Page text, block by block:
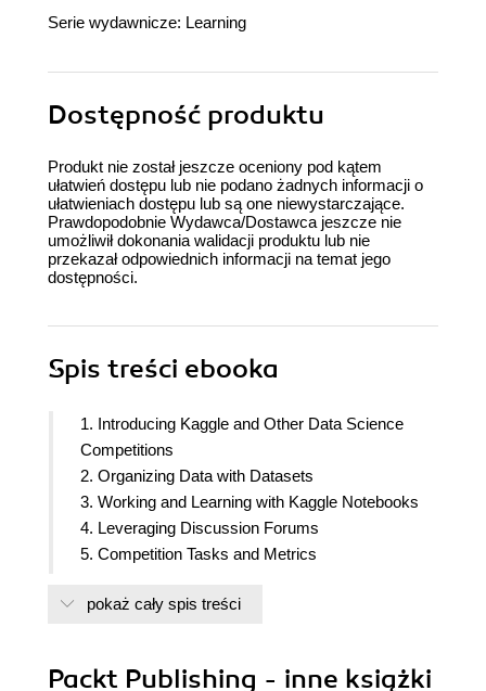
Serie wydawnicze: Learning
Dostępność produktu
Produkt nie został jeszcze oceniony pod kątem
ułatwień dostępu lub nie podano żadnych informacji o
ułatwieniach dostępu lub są one niewystarczające.
Prawdopodobnie Wydawca/Dostawca jeszcze nie
umożliwił dokonania walidacji produktu lub nie
przekazał odpowiednich informacji na temat jego
dostępności.
Spis treści ebooka
1. Introducing Kaggle and Other Data Science
Competitions
2. Organizing Data with Datasets
3. Working and Learning with Kaggle Notebooks
4. Leveraging Discussion Forums
5. Competition Tasks and Metrics
7. Modeling for Tabular Competitions
Solutions
pokaż cały spis treści
Packt Publishing - inne książki